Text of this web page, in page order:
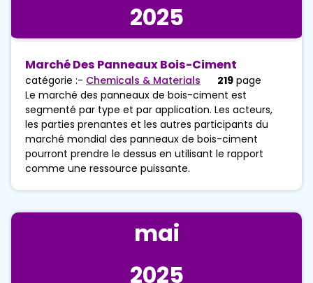
2025
Marché Des Panneaux Bois-Ciment
catégorie :- Chemicals & Materials 219 page
Le marché des panneaux de bois-ciment est
segmenté par type et par application. Les acteurs,
les parties prenantes et les autres participants du
marché mondial des panneaux de bois-ciment
pourront prendre le dessus en utilisant le rapport
comme une ressource puissante.
mai
2025